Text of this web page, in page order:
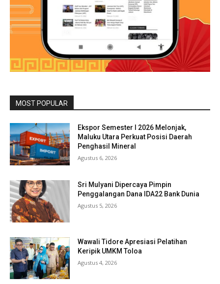
MOST POPULAR
Ekspor Semester I 2026 Melonjak,
Maluku Utara Perkuat Posisi Daerah
Penghasil Mineral
Agustus 6, 2026
Sri Mulyani Dipercaya Pimpin
Penggalangan Dana IDA22 Bank Dunia
Agustus 5, 2026
Wawali Tidore Apresiasi Pelatihan
Keripik UMKM Toloa
Agustus 4, 2026